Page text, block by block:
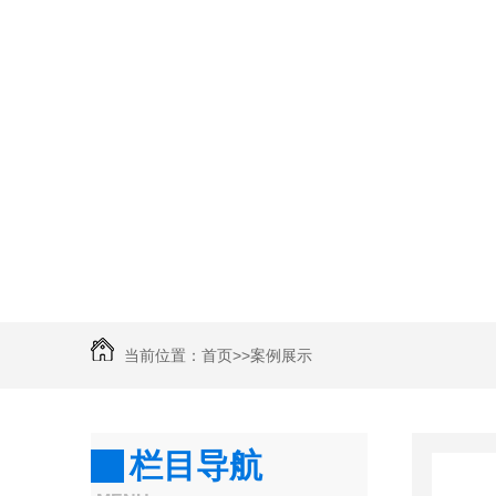
当前位置： 首页>>案例展示
栏目导航